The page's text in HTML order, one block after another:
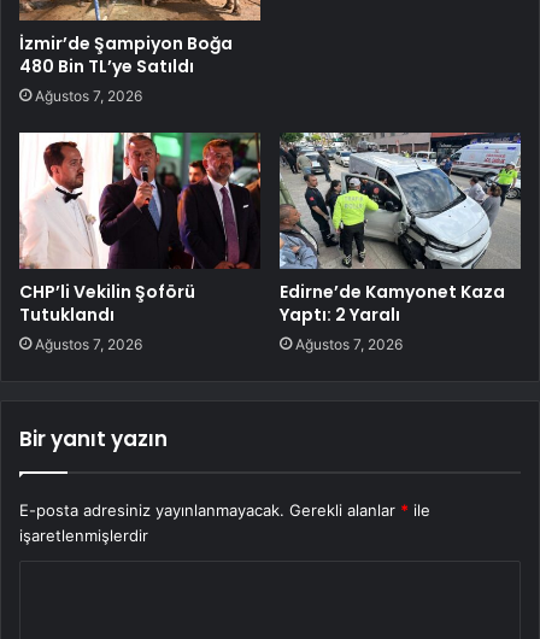
İzmir’de Şampiyon Boğa
480 Bin TL’ye Satıldı
Ağustos 7, 2026
CHP’li Vekilin Şoförü
Tutuklandı
Ağustos 7, 2026
Edirne’de Kamyonet Kaza
Yaptı: 2 Yaralı
Ağustos 7, 2026
Bir yanıt yazın
E-posta adresiniz yayınlanmayacak. Gerekli alanlar * ile
işaretlenmişlerdir